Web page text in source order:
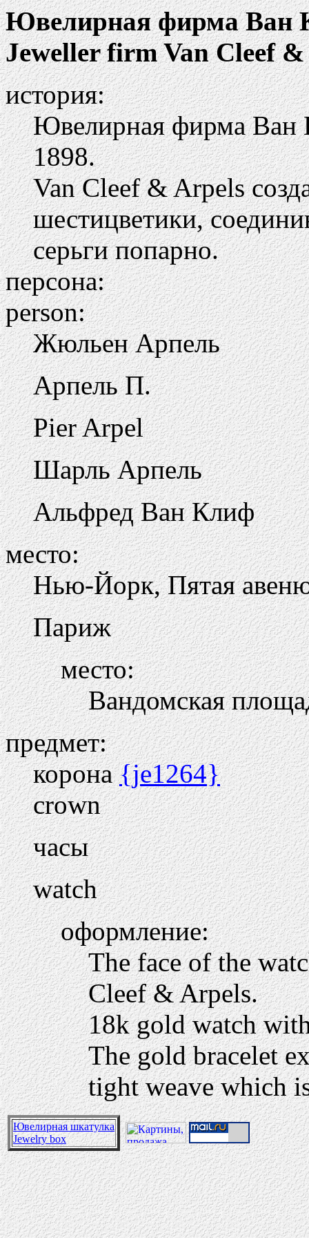
Ювелирная фирма Ван
Jeweller firm Van Cleef
история:
Ювелирная фирма Ван
1898.
Van Cleef & Arpels
шестицветики,
серьги попарно.
персона:
person:
Жюльен Арпель
Арпель П.
Pier Arpel
Шарль Арпель
Альфред Ван Клиф
место:
Нью-Йорк, Пятая
Париж
место:
Вандомская
предмет:
корона{je1264}
crown
часы
watch
оформление:
The face of the
Cleef & Arpels.
18k gold watch
The gold bracelet
tight weave which
Ювелирная шкатулка
Jewelry box